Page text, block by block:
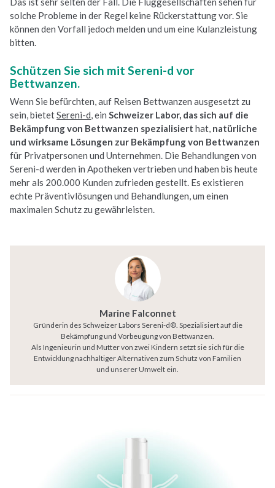
solche Probleme in der Regel keine Rückerstattung vor. Sie
können den Vorfall jedoch melden und um eine Kulanzleistung
bitten.
Schützen Sie sich mit Sereni-d vor
Bettwanzen.
Wenn Sie befürchten, auf Reisen Bettwanzen ausgesetzt zu
sein, bietetSereni-d, ein Schweizer Labor, das sich auf die
Bekämpfung von Bettwanzen spezialisiert hat, natürliche
und wirksame Lösungen zur Bekämpfungvon Bettwanzen
für Privatpersonen und Unternehmen. Die Behandlungen von
Sereni-d werden in Apotheken vertrieben und haben bis heute
mehr als 200.000 Kunden zufrieden gestellt. Es existieren
echte Präventivlösungen und Behandlungen, um einen
maximalen Schutz zu gewährleisten.
Marine Falconnet
Gründerin des Schweizer Labors Sereni-d®. Spezialisiert auf die
Bekämpfung und Vorbeugung von Bettwanzen.
Als Ingenieurin und Mutter von zwei Kindern setzt sie sich für die
Entwicklung nachhaltiger Alternativen zum Schutz von Familien
und unserer Umwelt ein.